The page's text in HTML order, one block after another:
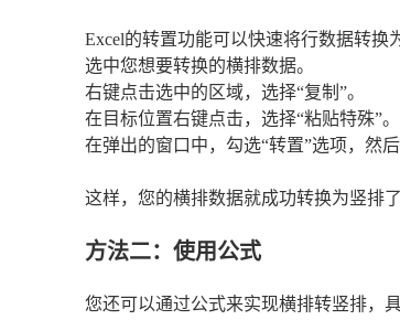
Excel的转置功能可以快速将行数据转换
选中您想要转换的横排数据。
右键点击选中的区域，选择“复制”。
在目标位置右键点击，选择“粘贴特殊”。
在弹出的窗口中，勾选“转置”选项，然后
这样，您的横排数据就成功转换为竖排了
方法二：使用公式
您还可以通过公式来实现横排转竖排，